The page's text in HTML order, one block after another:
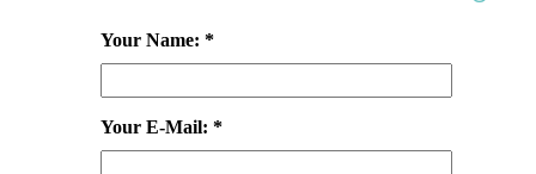
Your Name: *
Your E-Mail: *